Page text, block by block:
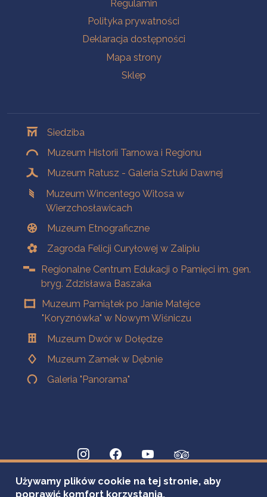
Regulamin
Polityka prywatności
Deklaracja dostępności
Mapa strony
Sklep
Siedziba
Muzeum Historii Tarnowa i Regionu
Muzeum Ratusz - Galeria Sztuki Dawnej
Muzeum Wincentego Witosa w
Wierzchosławicach
Muzeum Etnograficzne
Zagroda Felicji Curyłowej w Zalipiu
Regionalne Centrum Edukacji o Pamięci im. gen.
bryg. Zdzisława Baszaka
Muzeum Pamiątek po Janie Matejce
"Koryznówka" w Nowym Wiśniczu
Muzeum Dwór w Dołędze
Muzeum Zamek w Dębnie
Galeria "Panorama"
Używamy plików cookie na tej stronie, aby
poprawić komfort korzystania.